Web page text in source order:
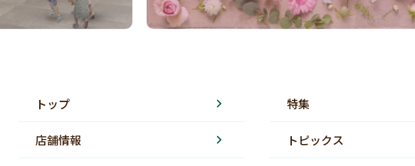
トップ
店舗情報
特集
トピックス